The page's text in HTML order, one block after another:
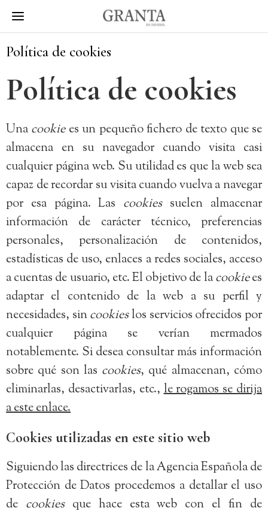
Política de cookies
Política de cookies
Una cookiees un pequeño fichero de texto que se
almacena en su navegador cuando visita casi
cualquier página web. Su utilidad es que la web sea
capaz de recordar su visita cuando vuelva a navegar
por esa página. Las cookiessuelen almacenar
información de carácter técnico, preferencias
personales, personalización de contenidos,
estadísticas de uso, enlaces a redes sociales, acceso
a cuentas de usuario, etc. El objetivo de lacookiees
adaptar el contenido de la web a su perfil y
necesidades, sincookieslos servicios ofrecidos por
cualquier página se verían mermados
notablemente. Si desea consultar más información
sobre qué son las cookies, qué almacenan, cómo
eliminarlas, desactivarlas, etc.,le rogamos se dirija
a este enlace.
Cookies utilizadas en este sitio web
Siguiendo las directrices de la Agencia Española de
Protección de Datos procedemos a detallar el uso
de cookiesque hace esta web con el fin de